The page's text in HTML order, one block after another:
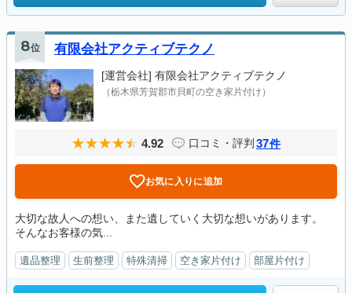
8位 有限会社アクティブテクノ
[運営会社] 有限会社アクティブテクノ
（栃木県芳賀郡市貝町の空き家片付け）
4.92 口コミ・評判 37件
お気に入りに追加
大切な故人への想い、また遺していく大切な想いがあります。
そんなお客様の気...
遺品整理 生前整理 特殊清掃 空き家片付け 部屋片付け